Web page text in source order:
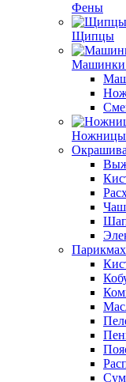
Фены
Щипцы
Машинки
Ножницы